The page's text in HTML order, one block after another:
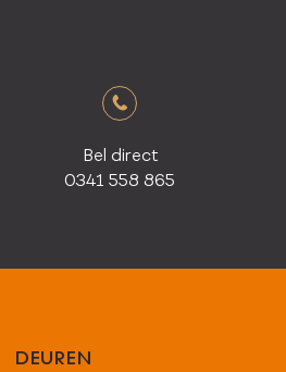
Bel direct
0341 558 865
DEUREN